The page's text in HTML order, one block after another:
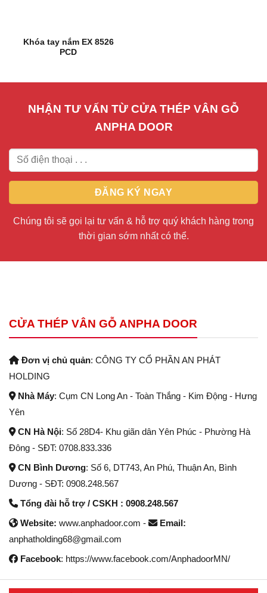
Khóa tay nắm EX 8526
PCD
NHẬN TƯ VẤN TỪ CỬA THÉP VÂN GỖ
ANPHA DOOR
Chúng tôi sẽ gọi lại tư vấn & hỗ trợ quý khách hàng trong
thời gian sớm nhất có thể.
CỬA THÉP VÂN GỖ ANPHA DOOR
Đơn vị chủ quản: CÔNG TY CỔ PHẦN AN PHÁT
HOLDING
Nhà Máy: Cụm CN Long An - Toàn Thắng - Kim Động - Hưng
Yên
CN Hà Nội: Số 28D4- Khu giãn dân Yên Phúc - Phường Hà
Đông - SĐT: 0708.833.336
CN Bình Dương: Số 6, DT743, An Phú, Thuận An, Bình
Dương - SĐT: 0908.248.567
Tổng đài hỗ trợ / CSKH : 0908.248.567
Website: www.anphadoor.com -
Email:
anphatholding68@gmail.com
Facebook: https://www.facebook.com/AnphadoorMN/